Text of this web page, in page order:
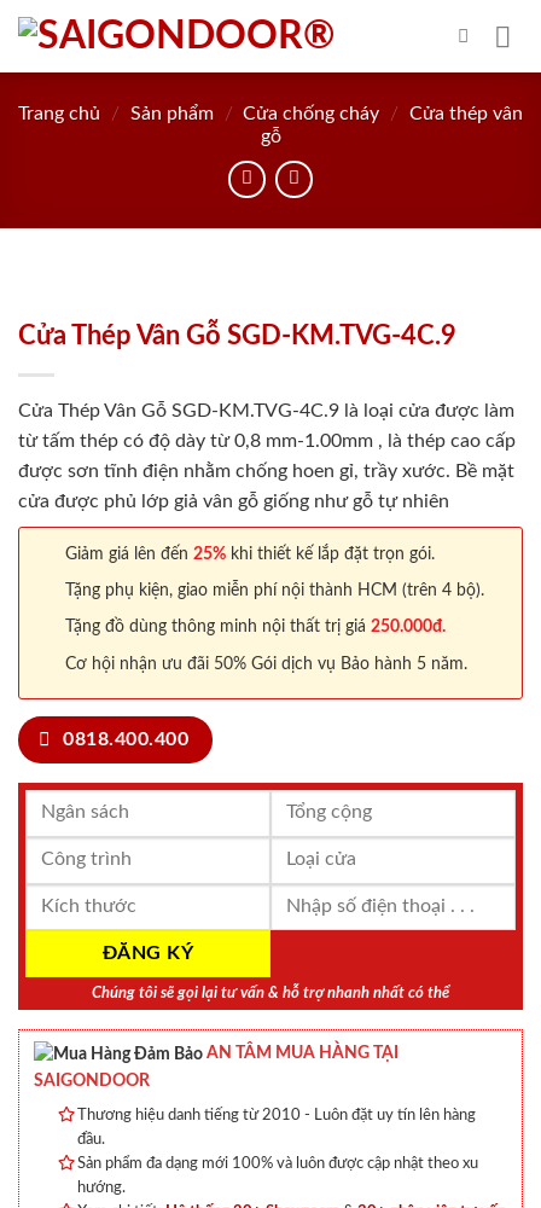
Skip
content
Trang chủ / Sản phẩm / Cửa chống cháy /
Cửa thép vân
gỗ
Cửa Thép Vân Gỗ SGD-KM.TVG-4C.9
Cửa Thép Vân Gỗ SGD-KM.TVG-4C.9 là loại cửa được làm
từ tấm thép có độ dày từ 0,8 mm-1.00mm , là thép cao cấp
được sơn tĩnh điện nhằm chống hoen gỉ, trầy xước. Bề mặt
cửa được phủ lớp giả vân gỗ giống như gỗ tự nhiên
Giảm giá lên đến 25% khi thiết kế lắp đặt trọn gói.
Tặng phụ kiện, giao miễn phí nội thành HCM (trên 4 bộ).
Tặng đồ dùng thông minh nội thất trị giá 250.000đ.
Cơ hội nhận ưu đãi 50% Gói dịch vụ Bảo hành 5 năm.
0818.400.400
Chúng tôi sẽ gọi lại tư vấn & hỗ trợ nhanh nhất có thể
AN TÂM MUA HÀNG TẠI
SAIGONDOOR
Thương hiệu danh tiếng từ 2010 - Luôn đặt uy tín lên hàng
đầu.
Sản phẩm đa dạng mới 100% và luôn được cập nhật theo xu
hướng.